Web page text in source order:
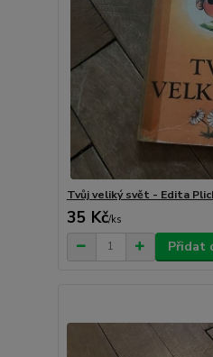
Tvůj veliký svět - Edita
35 Kč/ks
Přidat